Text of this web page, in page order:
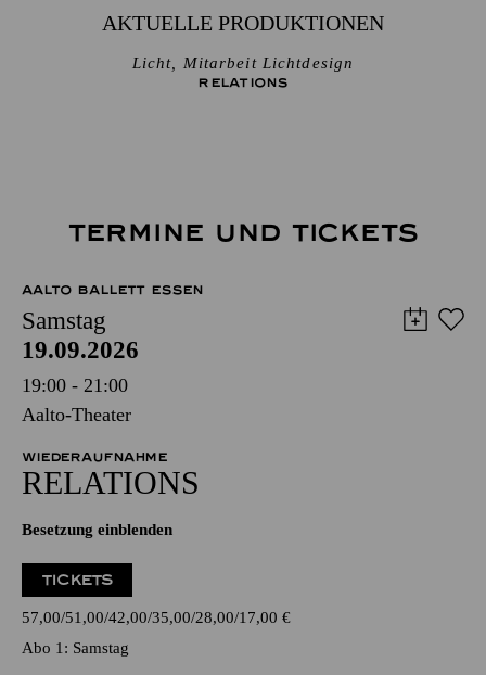
AKTUELLE PRODUKTIONEN
Licht, Mitarbeit Lichtdesign
RELATIONS
TERMINE UND TICKETS
AALTO BALLETT ESSEN
Samstag
19.09.2026
19:00 - 21:00
Aalto-Theater
WIEDERAUFNAHME
RELATIONS
Besetzung einblenden
TICKETS
57,00 51,00 42,00 35,00 28,00 17,00 €
Abo 1: Samstag